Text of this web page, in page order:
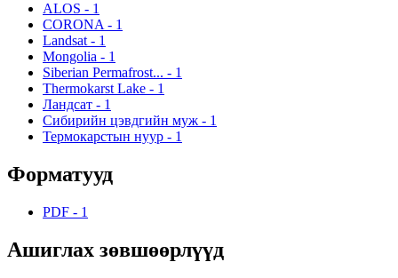
ALOS - 1
CORONA - 1
Landsat - 1
Mongolia - 1
Siberian Permafrost... - 1
Thermokarst Lake - 1
Ландсат - 1
Сибирийн цэвдгийн муж - 1
Термокарстын нуур - 1
Форматууд
PDF - 1
Ашиглах зөвшөөрлүүд